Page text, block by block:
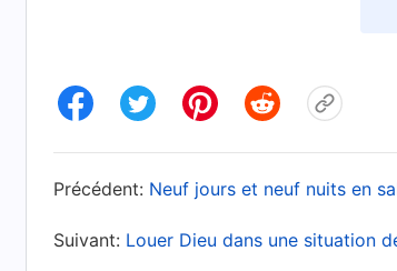
considérez-vous pas vraiment
là pour servir les gens, qu’ils
brutalité et son oppression, j’ai vu
Précédent: Neuf jours et neuf nuits en
Suivant: Louer Dieu dans une situation